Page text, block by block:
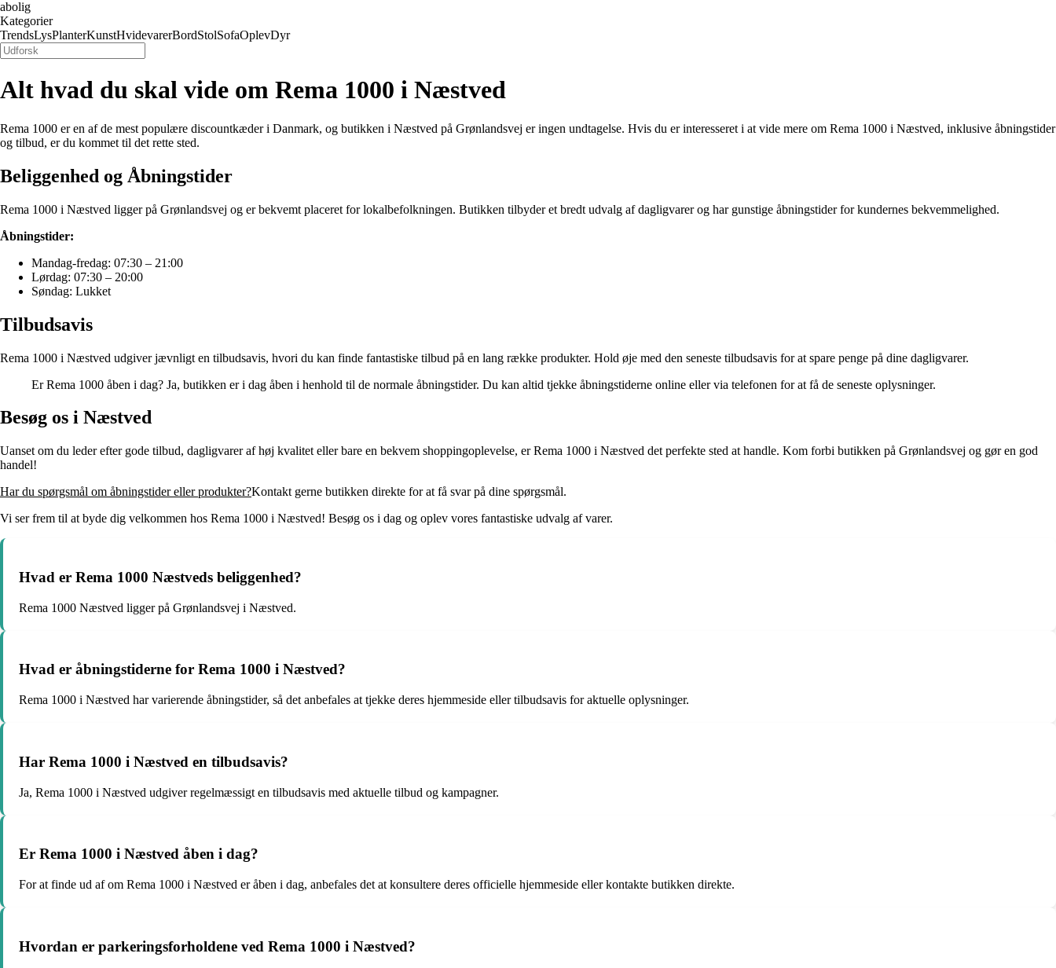
abolig
Kategorier
TrendsLysPlanterKunstHvidevarerBordStolSofaOplevDyr
Alt hvad du skal vide om Rema 1000 i Næstved
Rema 1000 er en af de mest populære discountkæder i Danmark, og butikken i Næstved på Grønlandsvej er ingen undtagelse. Hvis du er interesseret i at vide mere om Rema 1000 i Næstved, inklusive åbningstider
og tilbud, er du kommet til det rette sted.
Beliggenhed og Åbningstider
Rema 1000 i Næstved ligger på Grønlandsvej og er bekvemt placeret for lokalbefolkningen. Butikken tilbyder et bredt udvalg af dagligvarer og har gunstige åbningstider for kundernes bekvemmelighed.
Åbningstider:
Mandag-fredag: 07:30 – 21:00
Lørdag: 07:30 – 20:00
Søndag: Lukket
Tilbudsavis
Rema 1000 i Næstved udgiver jævnligt en tilbudsavis, hvori du kan finde fantastiske tilbud på en lang række produkter. Hold øje med den seneste tilbudsavis for at spare penge på dine dagligvarer.
Er Rema 1000 åben i dag? Ja, butikken er i dag åben i henhold til de normale åbningstider. Du kan altid tjekke åbningstiderne online eller via telefonen for at få de seneste oplysninger.
Besøg os i Næstved
Uanset om du leder efter gode tilbud, dagligvarer af høj kvalitet eller bare en bekvem shoppingoplevelse, er Rema 1000 i Næstved det perfekte sted at handle. Kom forbi butikken på Grønlandsvej og gør en god
handel!
Har du spørgsmål om åbningstider eller produkter?Kontakt gerne butikken direkte for at få svar på dine spørgsmål.
Vi ser frem til at byde dig velkommen hos Rema 1000 i Næstved! Besøg os i dag og oplev vores fantastiske udvalg af varer.
Hvad er Rema 1000 Næstveds beliggenhed?
Rema 1000 Næstved ligger på Grønlandsvej i Næstved.
Hvad er åbningstiderne for Rema 1000 i Næstved?
Rema 1000 i Næstved har varierende åbningstider, så det anbefales at tjekke deres hjemmeside eller tilbudsavis for aktuelle oplysninger.
Har Rema 1000 i Næstved en tilbudsavis?
Ja, Rema 1000 i Næstved udgiver regelmæssigt en tilbudsavis med aktuelle tilbud og kampagner.
Er Rema 1000 i Næstved åben i dag?
For at finde ud af om Rema 1000 i Næstved er åben i dag, anbefales det at konsultere deres officielle hjemmeside eller kontakte butikken direkte.
Hvordan er parkeringsforholdene ved Rema 1000 i Næstved?